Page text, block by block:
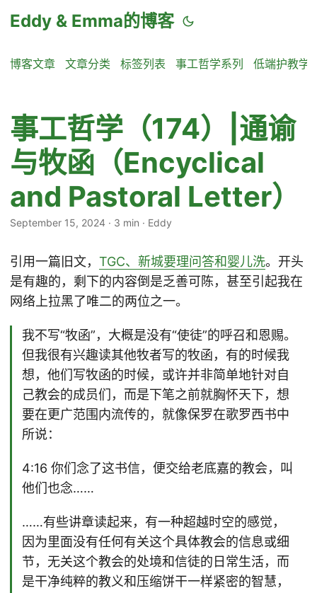
Eddy & Emma的博客
博客文章 文章分类 标签列表 事工哲学系列 低端护教学
事工哲学（174）|通谕
与牧函（Encyclical
and Pastoral Letter）
September 15, 2024 · 3 min · Eddy
引用一篇旧文， TGC、新城要理问答和婴儿洗。开头
是有趣的，剩下的内容倒是乏善可陈，甚至引起我在
网络上拉黑了唯二的两位之一。
我不写“牧函”，大概是没有“使徒”的呼召和恩赐。
但我很有兴趣读其他牧者写的牧函，有的时候我
想，他们写牧函的时候，或许并非简单地针对自
己教会的成员们，而是下笔之前就胸怀天下，想
要在更广范围内流传的，就像保罗在歌罗西书中
所说：
4:16 你们念了这书信，便交给老底嘉的教会，叫
他们也念……
……有些讲章读起来，有一种超越时空的感觉，
因为里面没有任何有关这个具体教会的信息或细
节，无关这个教会的处境和信徒的日常生活，而
是干净纯粹的教义和压缩饼干一样紧密的智慧，